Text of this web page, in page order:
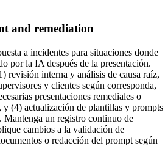
and remediation
a incidentes para situaciones donde
por la IA después de la presentación.
revisión interna y análisis de causa raíz,
y clientes según corresponda,
presentaciones remediales o
(4) actualización de plantillas y prompts
Mantenga un registro continuo de
cambios a la validación de
o redacción del prompt según